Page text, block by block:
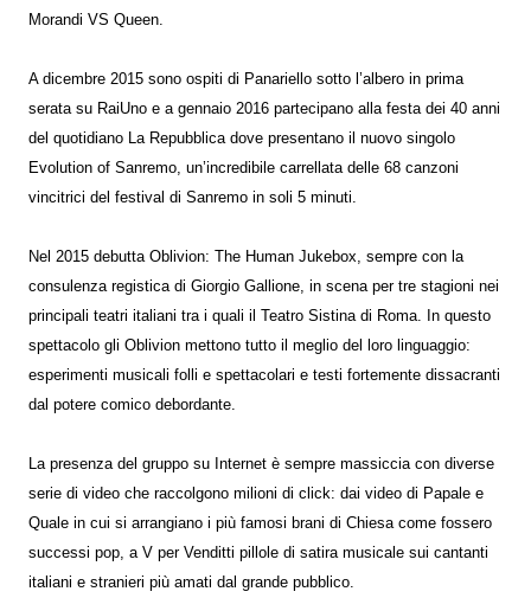
Morandi VS Queen.
A dicembre 2015 sono ospiti di Panariello sotto l’albero in prima
serata su RaiUno e a gennaio 2016 partecipano alla festa dei 40 anni
del quotidiano La Repubblica dove presentano il nuovo singolo
Evolution of Sanremo, un’incredibile carrellata delle 68 canzoni
vincitrici del festival di Sanremo in soli 5 minuti.
Nel 2015 debutta Oblivion: The Human Jukebox, sempre con la
consulenza registica di Giorgio Gallione, in scena per tre stagioni nei
principali teatri italiani tra i quali il Teatro Sistina di Roma. In questo
spettacolo gli Oblivion mettono tutto il meglio del loro linguaggio:
esperimenti musicali folli e spettacolari e testi fortemente dissacranti
dal potere comico debordante.
La presenza del gruppo su Internet è sempre massiccia con diverse
serie di video che raccolgono milioni di click: dai video di Papale e
Quale in cui si arrangiano i più famosi brani di Chiesa come fossero
successi pop, a V per Venditti pillole di satira musicale sui cantanti
italiani e stranieri più amati dal grande pubblico.